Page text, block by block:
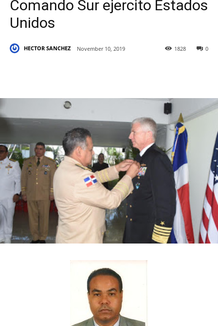
Comando Sur ejercito Estados
Unidos
HECTOR SANCHEZ November 10, 2019 0
1828